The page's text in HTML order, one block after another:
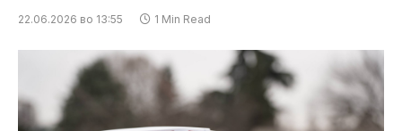
22.06.2026 во 13:55 1 Min Read